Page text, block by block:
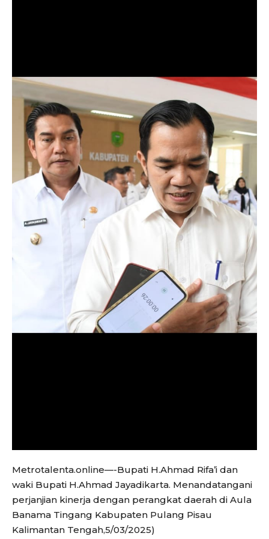
Metrotalenta.online—-Bupati H.Ahmad Rifa’i dan
waki Bupati H.Ahmad Jayadikarta. Menandatangani
perjanjian kinerja dengan perangkat daerah di Aula
Banama Tingang Kabupaten Pulang Pisau
Kalimantan Tengah,5/03/2025)